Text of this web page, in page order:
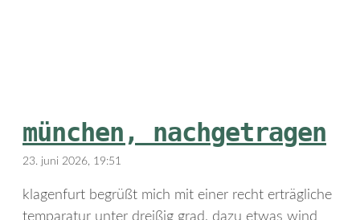
münchen, nachgetragen
23. juni 2026, 19:51
klagenfurt begrüßt mich mit einer recht erträgliche
temparatur unter dreißig grad, dazu etwas wind